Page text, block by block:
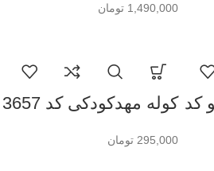
1,490,000 تومان
کد کوله مهدکودکی کد 3657
295,000 تومان